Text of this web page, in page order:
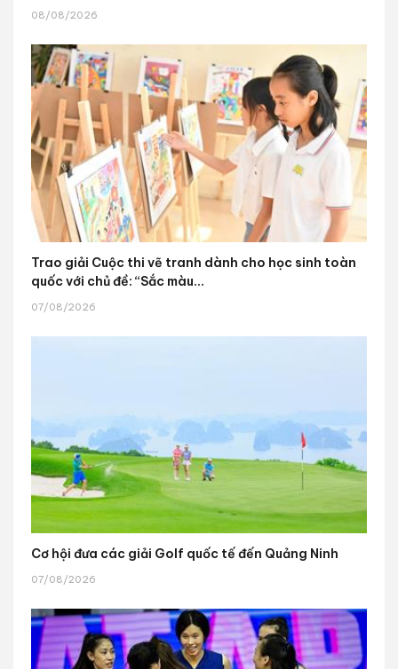
08/08/2026
Trao giải Cuộc thi vẽ tranh dành cho học sinh toàn
quốc với chủ đề: “Sắc màu...
07/08/2026
Cơ hội đưa các giải Golf quốc tế đến Quảng Ninh
07/08/2026